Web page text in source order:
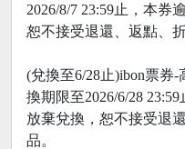
2026/8/7 23:59止，本券
恕不接受退還、返點、
(兌換至6/28止)ibon票券
換期限至2026/6/28
放棄兌換，恕不接受退
品。